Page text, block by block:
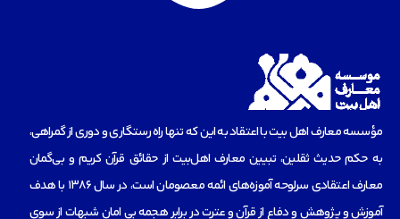
مؤسسه‌ معارف اهل بیت با اعتقاد به این که تنها راه رستگاری و دوری از گمراهی،
به حکم حدیث ثقلین، تبیین معارف اهل‌بیت از حقائق قرآن کریم و بی‌گمان
معارف اعتقادی سرلوحه آموزه‌های ائمه معصومان است، در سال 1386 با هدف
آموزش و پژوهش و دفاع از قرآن و عترت در برابر هجمه بی امان شبهات از سوی